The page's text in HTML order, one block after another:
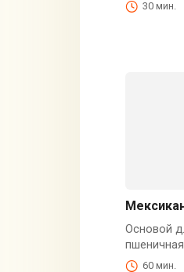
30 мин.
Основой
60 мин.